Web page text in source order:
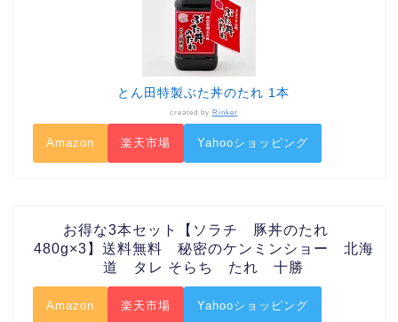
とん田特製ぶた丼のたれ 1本
created by Rinker
Amazon 楽天市場 Yahooショッピング
お得な3本セット【ソラチ 豚丼のたれ
480g×3】送料無料 秘密のケンミンショー 北海
道 タレ そらち たれ 十勝
Amazon 楽天市場 Yahooショッピング